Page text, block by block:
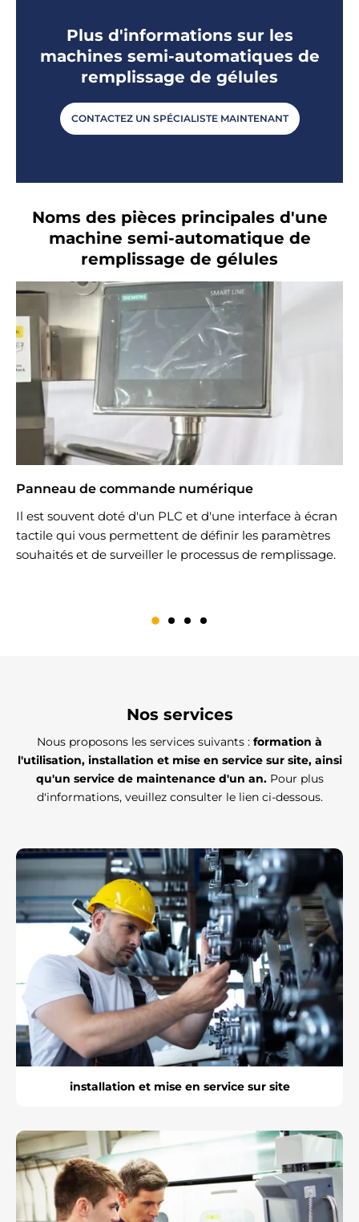
Plus d'informations sur les
machines semi-automatiques de
remplissage de gélules
CONTACTEZ UN SPÉCIALISTE MAINTENANT
Noms des pièces principales d'une
machine semi-automatique de
remplissage de gélules
Il est souvent doté d'un PLC et d'une interface à écran
tactile qui vous permettent de définir les paramètres
souhaités et de surveiller le processus de remplissage.
Panneau de commande numérique
Nos services
Nous proposons les services suivants : formation à
l'utilisation, installation et mise en service sur site, ainsi
qu'un service de maintenance d'un an.Pour plus
d'informations, veuillez consulter le lien ci-dessous.
installation et mise en service sur site